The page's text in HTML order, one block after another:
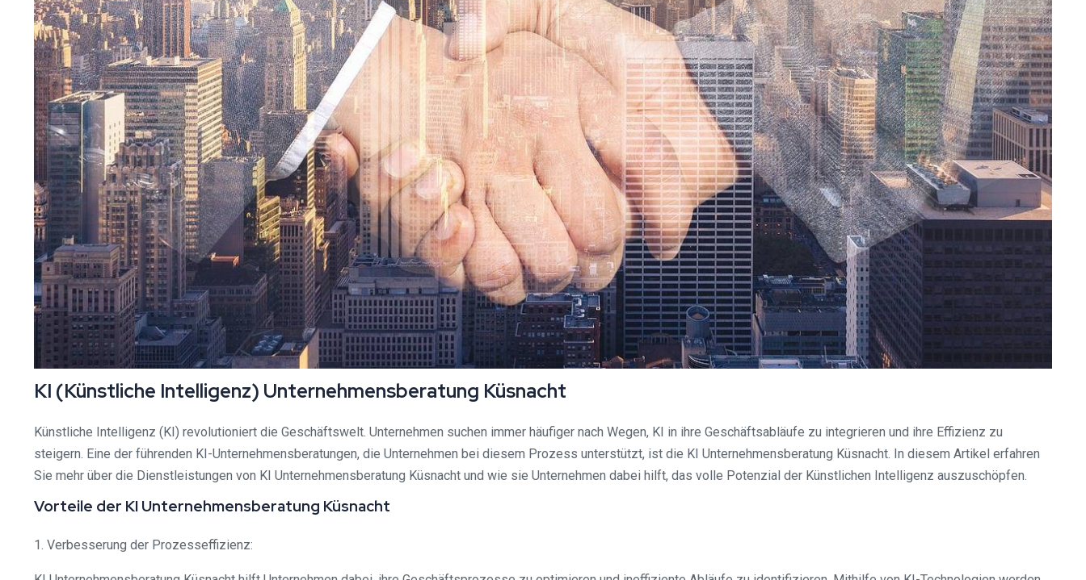
KI (Künstliche Intelligenz) Unternehmensberatung Küsnacht
Künstliche Intelligenz (KI) revolutioniert die Geschäftswelt. Unternehmen suchen immer häufiger nach Wegen, KI in ihre Geschäftsabläufe zu integrieren und ihre Effizienz zu
steigern. Eine der führenden KI-Unternehmensberatungen, die Unternehmen bei diesem Prozess unterstützt, ist die KI Unternehmensberatung Küsnacht. In diesem Artikel erfahren
Sie mehr über die Dienstleistungen von KI Unternehmensberatung Küsnacht und wie sie Unternehmen dabei hilft, das volle Potenzial der Künstlichen Intelligenz auszuschöpfen.
Vorteile der KI Unternehmensberatung Küsnacht
1. Verbesserung der Prozesseffizienz: